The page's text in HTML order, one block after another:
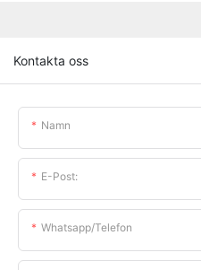
Kontakta oss
Namn
E-Post:
Whatsapp/telefon